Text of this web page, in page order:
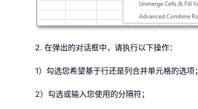
2. 在弹出的对话框中，请执行以下操作：
1）勾选您希望基于行还是列合并单元格的选项；
2）勾选或输入您使用的分隔符；